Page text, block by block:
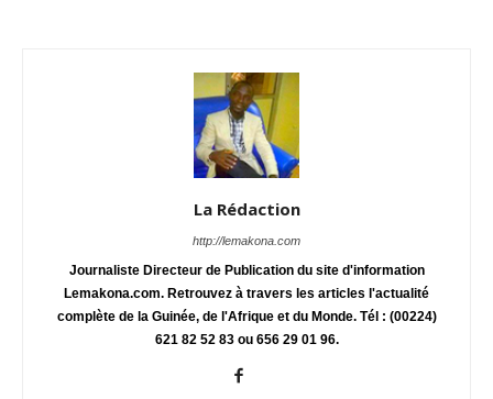
La Rédaction
http://lemakona.com
Journaliste Directeur de Publication du site d'information
Lemakona.com. Retrouvez à travers les articles l'actualité
complète de la Guinée, de l'Afrique et du Monde. Tél : (00224)
621 82 52 83 ou 656 29 01 96.